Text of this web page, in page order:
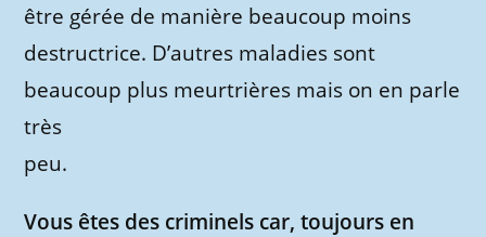
être gérée de manière beaucoup moins
destructrice. D’autres maladies sont
beaucoup plus meurtrières mais on en parle
très
peu.
Vous êtes des criminels car, toujours en